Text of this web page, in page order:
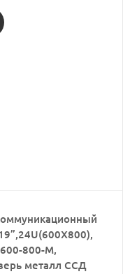
800-М,
металл ССД